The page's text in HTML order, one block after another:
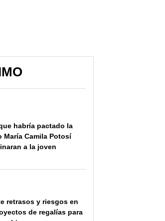
habría pactado la
María Camila Potosí
a la joven
retrasos y riesgos en
de regalías para